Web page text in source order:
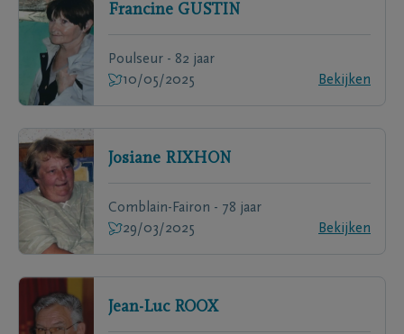
Francine GUSTIN
Poulseur - 82 jaar
10/05/2025
Bekijken
Josiane RIXHON
Comblain-Fairon - 78 jaar
29/03/2025
Bekijken
Jean-Luc ROOX